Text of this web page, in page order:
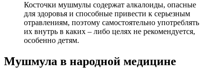
Косточки мушмулы содержат алкалоиды, опасные
для здоровья и способные привести к серьезным
отравлениям, поэтому самостоятельно употреблять
их внутрь в каких – либо целях не рекомендуется,
особенно детям.
Мушмула в народной медицине